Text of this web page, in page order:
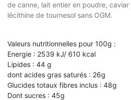
de canne, lait entier en poudre,
lécithine de tournesol sans OGM.
Valeurs nutritionnelles pour 100g :
Energie : 2539 kJ/ 610 kcal
Lipides : 44 g
dont acides gras saturés : 26g
Glucides totaux fibres inclus : 48g
Dont sucres : 45g